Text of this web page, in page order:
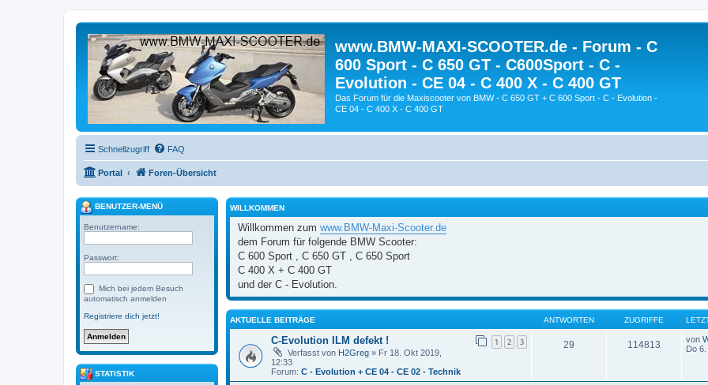
www.BMW-MAXI-SCOOTER.de - Forum - C
600 Sport - C 650 GT - C600Sport - C -
Evolution - CE 04 - C 400 X - C 400 GT
Das Forum für die Maxiscooter von BMW - C 650 GT + C 600 Sport - C - Evolution -
CE 04 - C 400 X - C 400 GT
Schnellzugriff FAQ
Portal Foren-Übersicht
WILLKOMMEN
Willkommen zum www.BMW-Maxi-Scooter.de
dem Forum für folgende BMW Scooter:
C 600 Sport , C 650 GT , C 650 Sport
C 400 X + C 400 GT
und der C - Evolution.
AKTUELLE BEITRÄGE ANTWORTEN ZUGRIFFE
C-Evolution ILM defekt ! 1 2 3
Verfasst von H2Greg » Fr 18. Okt 2019,
12:33
Forum: C - Evolution + CE 04 - CE 02 - Technik
29 114813 von
Do
BENUTZER-MENÜ
Benutzername:
Passwort:
Mich bei jedem Besuch
automatisch anmelden
Registriere dich jetzt!
STATISTIK